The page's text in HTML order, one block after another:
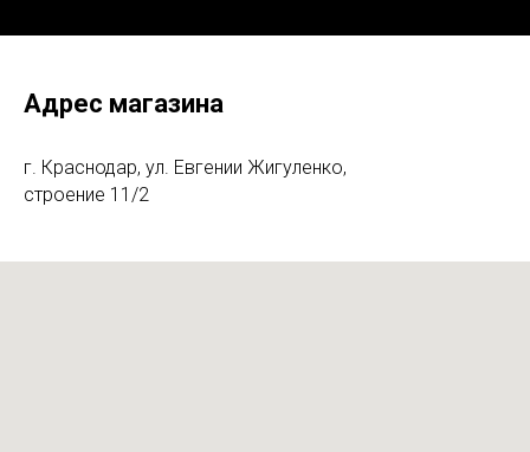
Адрес магазина
г. Краснодар, ул. Евгении Жигуленко,
строение 11/2